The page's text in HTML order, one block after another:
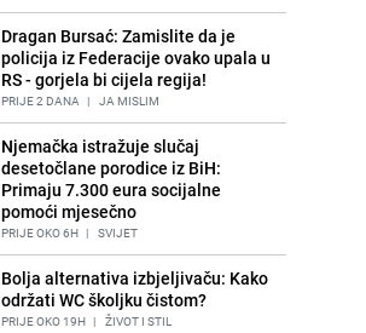
Dragan Bursać: Zamislite da je
policija iz Federacije ovako upala u
RS - gorjela bi cijela regija!
PRIJE 2 DANA | JA MISLIM
Njemačka istražuje slučaj
desetočlane porodice iz BiH:
Primaju 7.300 eura socijalne
pomoći mjesečno
PRIJE OKO 6H | SVIJET
Bolja alternativa izbjeljivaču: Kako
održati WC školjku čistom?
PRIJE OKO 19H | ŽIVOT I STIL